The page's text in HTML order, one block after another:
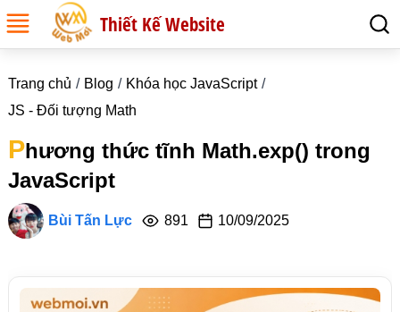
Thiết Kế Website
Trang chủ Blog
Khóa học JavaScript
JS - Đối tượng Math
Phương thức tĩnh Math.exp() trong
JavaScript
Bùi Tấn Lực 891 10/09/2025